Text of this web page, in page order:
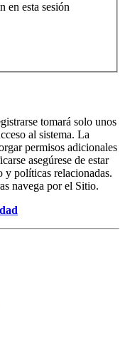
en esta sesión
tomará solo unos
al sistema. La
permisos adicionales
asegúrese de estar
y políticas relacionadas.
navega por el Sitio.